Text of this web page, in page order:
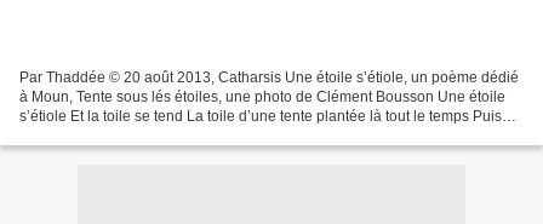
Par Thaddée © 20 août 2013, Catharsis Une étoile s’étiole, un poème dédié
à Moun, Tente sous lés étoiles, une photo de Clément Bousson Une étoile
s’étiole Et la toile se tend La toile d’une tente plantée là tout le temps Puis